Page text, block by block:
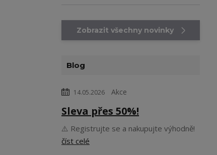
Zobrazit všechny novinky
Blog
14.05.2026 Akce
Sleva přes 50%!
⚠️ Registrujte se a nakupujte výhodně!
číst celé